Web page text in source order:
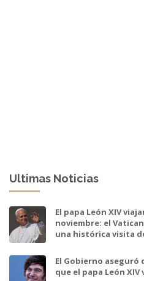
Ultimas Noticias
El papa León XIV
noviembre: el
una histórica visita
El Gobierno aseguró
que el papa León